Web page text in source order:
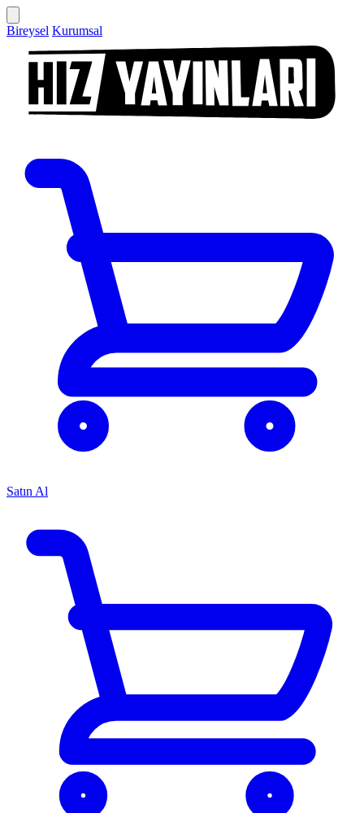
Bireysel Kurumsal
Satın Al